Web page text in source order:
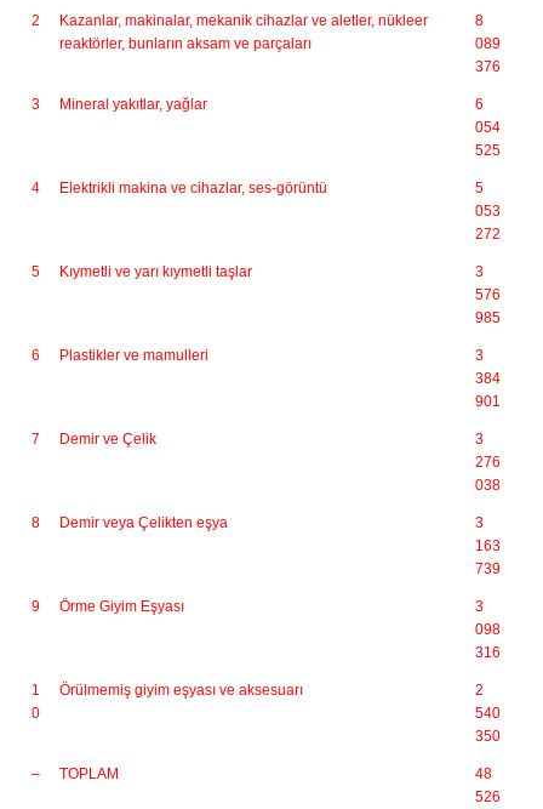
2
Kazanlar, makinalar, mekanik cihazlar ve aletler, nükleer
reaktörler, bunların aksam ve parçaları
8
089
376
3 Mineral yakıtlar, yağlar
6
054
525
4 Elektrikli makina ve cihazlar, ses-görüntü
5
053
272
5 Kıymetli ve yarı kıymetli taşlar
3
576
985
6 Plastikler ve mamulleri
3
384
901
7 Demir ve Çelik
3
276
038
8 Demir veya Çelikten eşya
3
163
739
9 Örme Giyim Eşyası
3
098
316
1
0
Örülmemiş giyim eşyası ve aksesuarı
2
540
350
– TOPLAM
48
526